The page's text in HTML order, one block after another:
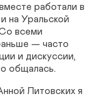
работали в
на Уральской
всеми
— часто
и дискуссии,
общалась.
Литовских я